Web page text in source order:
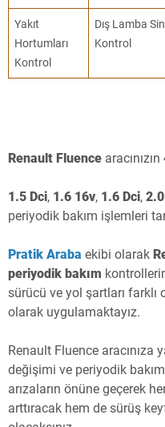
Yakıt
Hortumları
Kontrol
Dış Lamba
Kontrol
Renault Fluence aracınızın
1.5 Dci, 1.6 16v, 1.6 Dci,
periyodik bakım işlemleri
Pratik Araba ekibi olarak
periyodik bakım
sürücü ve yol şartları
olarak uygulamaktayız.
Renault Fluence aracınıza
değişimi ve periyodik
arızaların önüne geçerek
arttıracak hem de sürüş